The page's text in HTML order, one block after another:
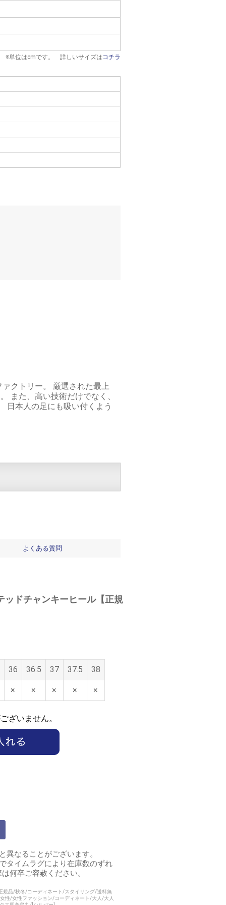
※単位はcmです。 詳しいサイズはコチラ
クトリー。 厳選された最上
また、高い技術だけでなく、
日本人の足にも吸い付くよう
よくある質問
ッドチャンキーヒール【正規
36 36.5 37 37.5 38
× × × × ×
ざいません。
なることがございます。
タイムラグにより在庫数のずれ
何卒ご容赦ください。
品/秋冬/コーディネート/スタイリング/送料無
性/女性ファッション/コーディネート/大人/大人